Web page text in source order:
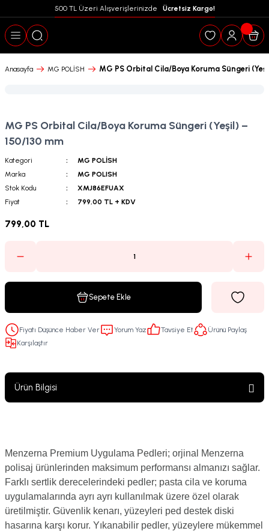
500 TL Üzeri Alışverişlerinizde Ücretsiz Kargo!
Geri Dön
Anasayfa MG POLİSH MG PS Orbital Cila/Boya Koruma Süngeri
MG PS Orbital Cila/Boya Koruma Süngeri (Yeşil) –
150/130 mm
Kategori
MG POLİSH
Marka
MG POLISH
Stok Kodu
XMJ86EFUAX
Fiyat
799,00 TL + KDV
799,00 TL
Sepete Ekle
Fiyatı Düşünce Haber Ver Yorum Yaz Tavsiye Et
Ürünü Paylaş
Karşılaştır
Ürün Bilgisi
Menzerna Premium Uygulama Pedleri; orjinal Menzerna
polisaj ürünlerinden maksimum performansı almanızı sağlar.
Farklı sertlik derecelerindeki pedler; pasta cila ve koruma
uygulamalarında ayrı ayrı kullanılmak üzere özel olarak
üretilmiştir. Güvenlik kenarı, yüzeyleri ped destek diski
hasarına karşı korur. Yıkanabilir pedler, yüzeylere mükemmel